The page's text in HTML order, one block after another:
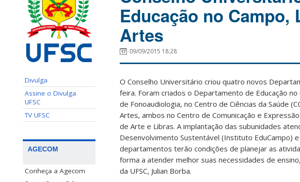
Divulga
Assine o Divulga
UFSC
TV UFSC
AGECOM
Conheça a Agecom
Educação no
Artes
09/09/2015 18:28
O Conselho Universitário criou quatro novos
feira. Foram criados o Departamento de Educação
de Fonoaudiologia, no Centro de Ciências da Saúde
Artes, ambos no Centro de Comunicação e
de Arte e Libras. A implantação das subunidades
Desenvolvimento Sustentável (Instituto EduCampo)
departamentos terão condições de planejar as
forma a atender melhor suas necessidades de
da UFSC, Julian Borba.